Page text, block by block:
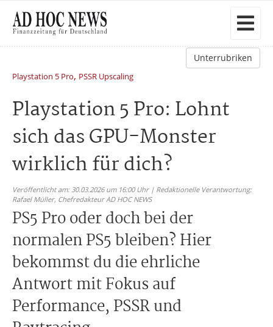
Unterrubriken
Playstation 5 Pro, PSSR Upscaling
Playstation 5 Pro: Lohnt
sich das GPU-Monster
wirklich für dich?
Veröffentlicht am: 30.03.2026 um 16:00 Uhr | Redaktionelle Verantwortung:
Rafael Müller, Chefredakteur AD HOC NEWS
PS5 Pro oder doch bei der
normalen PS5 bleiben? Hier
bekommst du die ehrliche
Antwort mit Fokus auf
Performance, PSSR und